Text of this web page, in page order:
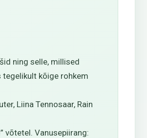
ning selle, millised
kõige rohkem
Liina Tennosaar, Rain
võtetel. Vanusepiirang: